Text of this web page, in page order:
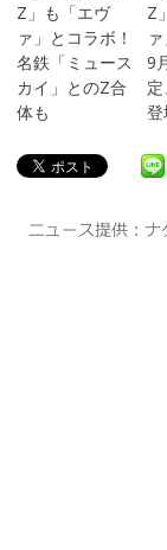
Z」も「エヴ
ァ」とコラボ！
名鉄「ミュース
カイ」とのZ合
体も
Z
9